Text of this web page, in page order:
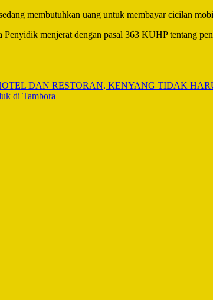
membutuhkan uang untuk membayar cicilan
menjerat dengan pasal 363 KUHP tentang
DAN RESTORAN, KENYANG TIDAK
di Tambora